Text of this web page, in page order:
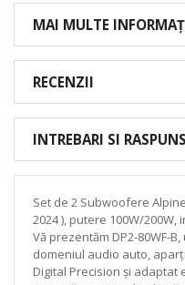
MAI MULTE
RECENZII
INTREBARI SI
Set de 2 Subwoofere
2024 ), putere 100W/
Vă prezentăm DP2-80WF-
domeniul audio auto,
Digital Precision și adaptat